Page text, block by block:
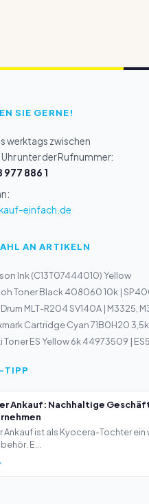
SIE GERNE!
werktags zwischen
unter der Rufnummer:
886 1
einfach.de
AN ARTIKELN
Ink (C13T07444010) Yellow
Toner Black 408060 10k |
Drum MLT-R204 SV140A | M3325,
Cartridge Cyan 71B0H20 3,5k |
Toner ES Yellow 6k 44973509 |
TIPP
Ankauf: Nachhaltige
Ankauf ist als Kyocera-Tochter
E...